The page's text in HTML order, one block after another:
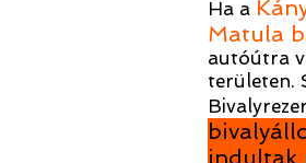
Ha a
Matula
autóútra
területen.
indultak